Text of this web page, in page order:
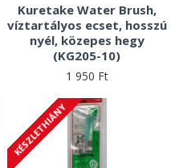
Kuretake Water Brush,
víztartályos ecset, hosszú
nyél, közepes hegy
(KG205-10)
1 950 Ft
KÉSZLETHIÁNY